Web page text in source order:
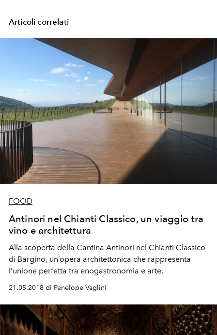
Articoli correlati
FOOD
Antinori nel Chianti Classico, un viaggio tra
vino e architettura
Alla scoperta della Cantina Antinori nel Chianti Classico
di Bargino, un’opera architettonica che rappresenta
l’unione perfetta tra enogastronomia e arte.
21.05.2018 di Penelope Vaglini